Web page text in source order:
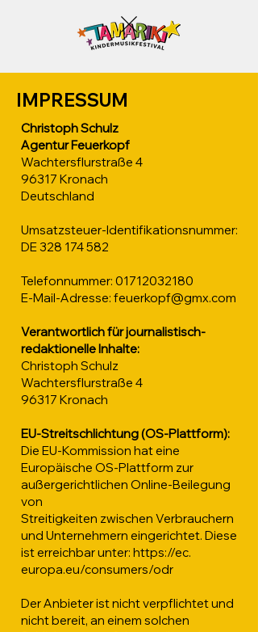
IMPRESSUM
Christoph Schulz
Agentur Feuerkopf
Wachtersflurstraße 4
96317 Kronach
Deutschland
Umsatzsteuer-Identifikationsnummer:
DE328 174 582
Telefonnummer: 01712032180
E-Mail-Adresse: feuerkopf@gmx.com
Verantwortlich für journalistisch-
redaktionelle Inhalte:
Christoph Schulz
Wachtersflurstraße 4
96317 Kronach
EU-Streitschlichtung (OS-Plattform):
Die EU-Kommission hat eine
Europäische OS-Plattform zur
außergerichtlichen Online-Beilegung
von
Streitigkeiten zwischen Verbrauchern
und Unternehmern eingerichtet. Diese
ist erreichbar unter: https://ec.
europa.eu/consumers/odr
Der Anbieter ist nicht verpflichtet und
nicht bereit, an einem solchen